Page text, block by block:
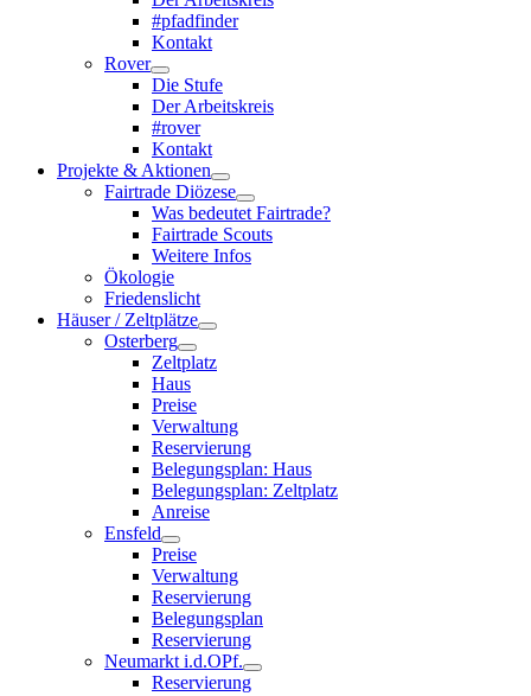
#pfadfinder
Kontakt
Rover
Die Stufe
Der Arbeitskreis
#rover
Kontakt
Projekte & Aktionen
Fairtrade Diözese
Was bedeutet Fairtrade?
Fairtrade Scouts
Weitere Infos
Ökologie
Friedenslicht
Häuser / Zeltplätze
Osterberg
Zeltplatz
Haus
Preise
Verwaltung
Reservierung
Belegungsplan: Haus
Belegungsplan: Zeltplatz
Anreise
Ensfeld
Preise
Verwaltung
Reservierung
Belegungsplan
Reservierung
Neumarkt i.d.OPf.
Reservierung